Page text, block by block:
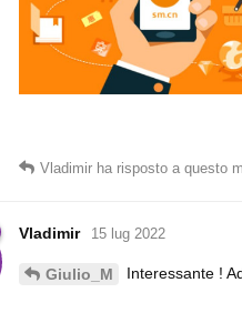
Vladimir ha risposto a questo
Vladimir 15 lug 2022
Giulio_M Interessante !